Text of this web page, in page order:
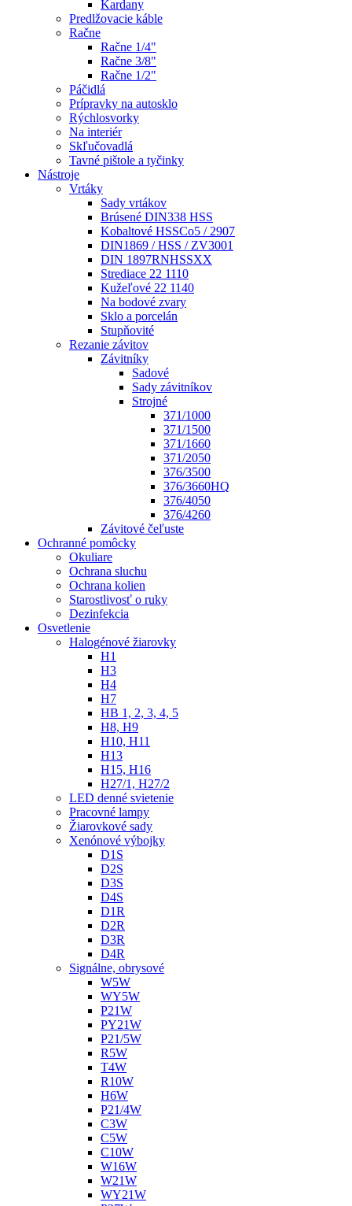
Kardany
Predlžovacie káble
Račne
Račne 1/4"
Račne 3/8"
Račne 1/2"
Páčidlá
Prípravky na autosklo
Rýchlosvorky
Na interiér
Skľučovadlá
Tavné pištole a tyčinky
Nástroje
Vrtáky
Sady vrtákov
Brúsené DIN338 HSS
Kobaltové HSSCo5 / 2907
DIN1869 / HSS / ZV3001
DIN 1897RNHSSXX
Strediace 22 1110
Kužeľové 22 1140
Na bodové zvary
Sklo a porcelán
Stupňovité
Rezanie závitov
Závitníky
Sadové
Sady závitníkov
Strojné
371/1000
371/1500
371/1660
371/2050
376/3500
376/3660HQ
376/4050
376/4260
Závitové čeľuste
Ochranné pomôcky
Okuliare
Ochrana sluchu
Ochrana kolien
Starostlivosť o ruky
Dezinfekcia
Osvetlenie
Halogénové žiarovky
H1
H3
H4
H7
HB 1, 2, 3, 4, 5
H8, H9
H10, H11
H13
H15, H16
H27/1, H27/2
LED denné svietenie
Pracovné lampy
Žiarovkové sady
Xenónové výbojky
D1S
D2S
D3S
D4S
D1R
D2R
D3R
D4R
Signálne, obrysové
W5W
WY5W
P21W
PY21W
P21/5W
R5W
T4W
R10W
H6W
P21/4W
C3W
C5W
C10W
W16W
W21W
WY21W